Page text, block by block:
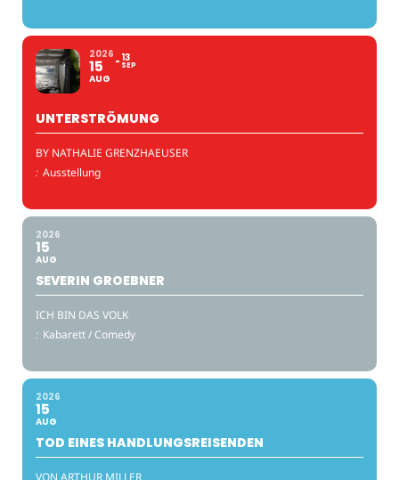
2026
15
AUG
13
SEP
UNTERSTRÖMUNG
BY NATHALIE GRENZHAEUSER
: Ausstellung
2026
15
AUG
SEVERIN GROEBNER
ICH BIN DAS VOLK
: Kabarett / Comedy
2026
15
AUG
TOD EINES HANDLUNGSREISENDEN
VON ARTHUR MILLER